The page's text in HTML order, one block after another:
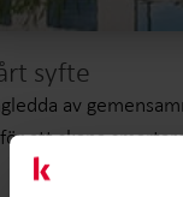
syfte
av
att skapa